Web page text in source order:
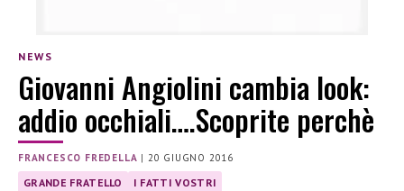
NEWS
Giovanni Angiolini cambia look:
addio occhiali….Scoprite perchè
FRANCESCO FREDELLA | 20 GIUGNO 2016
GRANDE FRATELLO I FATTI VOSTRI